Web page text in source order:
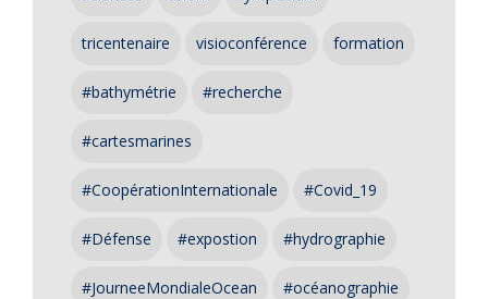
tricentenaire visioconférence formation
#bathymétrie #recherche
#cartesmarines
#CoopérationInternationale #Covid_19
#Défense #expostion #hydrographie
#JourneeMondialeOcean #océanographie